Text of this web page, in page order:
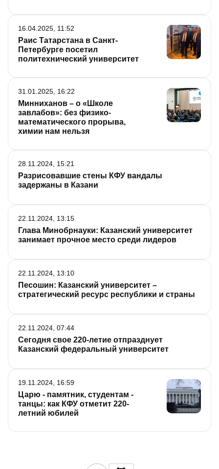
Раис Татарстана в Санкт-
Петербурге посетил
политехнический университет
16.04.2025, 11:52
Минниханов – о «Школе
завлабов»: без физико-
математического прорыва,
химии нам нельзя
31.01.2025, 16:22
Разрисовавшие стены КФУ вандалы
задержаны в Казани
28.11.2024, 15:21
Глава Минобрнауки: Казанский университет
занимает прочное место среди лидеров
22.11.2024, 13:15
Песошин: Казанский университет –
стратегический ресурс республики и страны
22.11.2024, 13:10
Сегодня свое 220-летие отпразднует
Казанский федеральный университет
22.11.2024, 07:44
Царю - памятник, студентам -
танцы: как КФУ отметит 220-
летний юбилей
19.11.2024, 16:59